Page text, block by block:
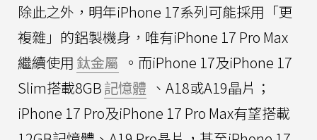
除此之外，明年iPhone 17系列可能採用「更
複雜」的鋁製機身，唯有iPhone 17 Pro Max
繼續使用 鈦金屬 。而iPhone 17及iPhone 17
Slim搭載8GB記憶體 、A18或A19晶片；
iPhone 17 Pro及iPhone 17 Pro Max有望搭載